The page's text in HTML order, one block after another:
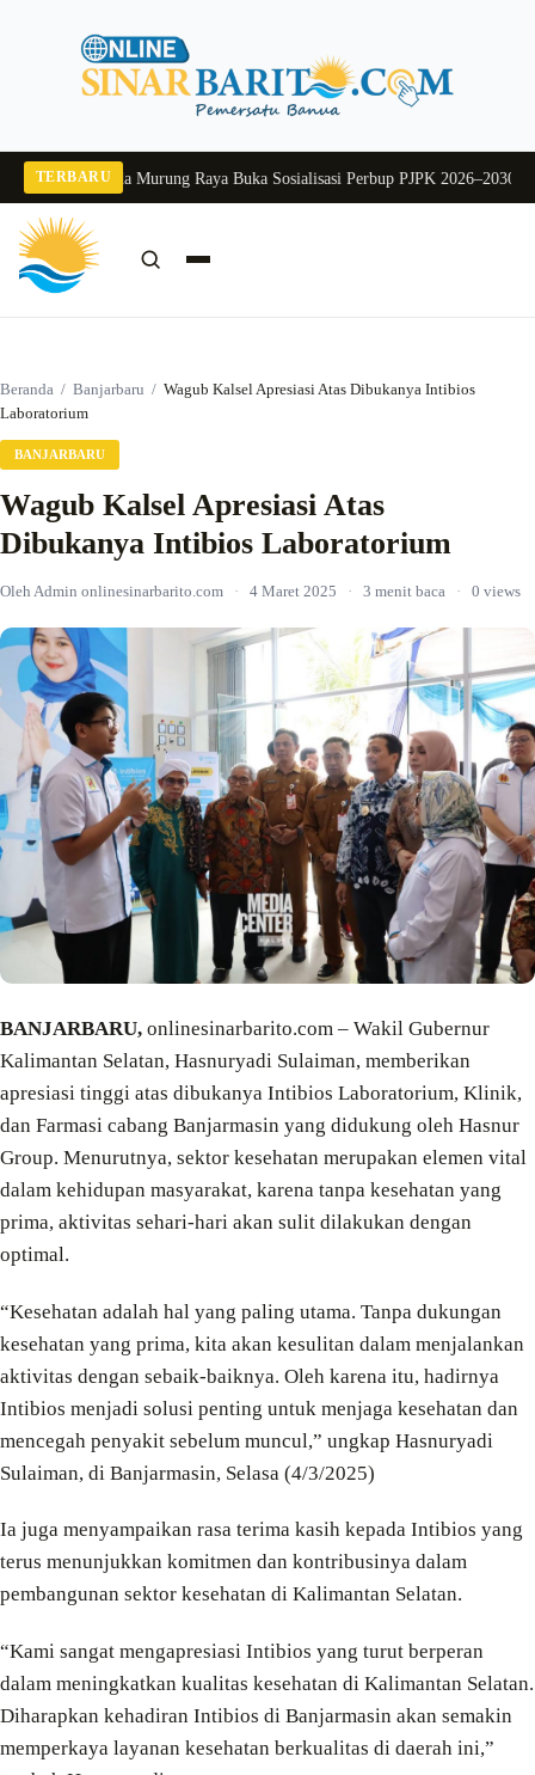
TERBARU
Pj Sekda Murung Raya Buka Sosialisasi Perbup PJPK 2026–2030Dukung
Beranda / Banjarbaru / Wagub Kalsel Apresiasi Atas Dibukanya Intibios
Laboratorium
BANJARBARU
Wagub Kalsel Apresiasi Atas
Dibukanya Intibios Laboratorium
Oleh Admin onlinesinarbarito.com · 4 Maret 2025 · 3 menit baca · 0 views
BANJARBARU, onlinesinarbarito.com – Wakil Gubernur
Kalimantan Selatan, Hasnuryadi Sulaiman, memberikan
apresiasi tinggi atas dibukanya Intibios Laboratorium, Klinik,
dan Farmasi cabang Banjarmasin yang didukung oleh Hasnur
Group. Menurutnya, sektor kesehatan merupakan elemen vital
dalam kehidupan masyarakat, karena tanpa kesehatan yang
prima, aktivitas sehari-hari akan sulit dilakukan dengan
optimal.
“Kesehatan adalah hal yang paling utama. Tanpa dukungan
kesehatan yang prima, kita akan kesulitan dalam menjalankan
aktivitas dengan sebaik-baiknya. Oleh karena itu, hadirnya
Intibios menjadi solusi penting untuk menjaga kesehatan dan
mencegah penyakit sebelum muncul,” ungkap Hasnuryadi
Sulaiman, di Banjarmasin, Selasa (4/3/2025)
Ia juga menyampaikan rasa terima kasih kepada Intibios yang
terus menunjukkan komitmen dan kontribusinya dalam
pembangunan sektor kesehatan di Kalimantan Selatan.
“Kami sangat mengapresiasi Intibios yang turut berperan
dalam meningkatkan kualitas kesehatan di Kalimantan Selatan.
Diharapkan kehadiran Intibios di Banjarmasin akan semakin
memperkaya layanan kesehatan berkualitas di daerah ini,”